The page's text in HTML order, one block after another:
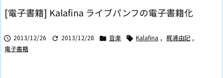
[電子書籍] Kalafina ライブパンフの電子書籍化
 2013/12/26  2013/12/28  音楽  Kalafina , 梶浦由記 ,
電子書籍